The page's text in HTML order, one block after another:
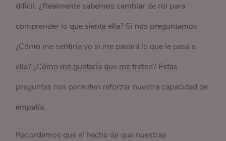
difícil. ¿Realmente sabemos cambiar de rol para
comprender lo que siente ella? Si nos preguntamos
¿Cómo me sentiría yo si me pasará lo que le pasa a
ella? ¿Cómo me gustaría que me traten? Estas
preguntas nos permiten reforzar nuestra capacidad de
empatía.
Recordemos que el hecho de que nuestras